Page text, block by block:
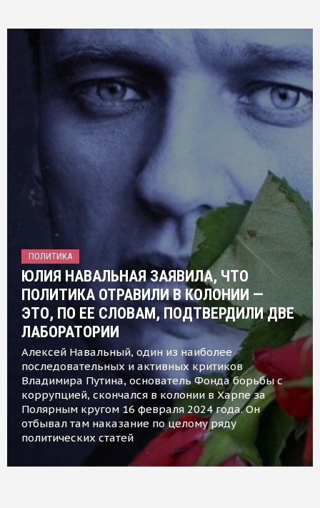
ПОЛИТИКА
ЮЛИЯ НАВАЛЬНАЯ ЗАЯВИЛА, ЧТО
ПОЛИТИКА ОТРАВИЛИ В КОЛОНИИ —
ЭТО, ПО ЕЕ СЛОВАМ, ПОДТВЕРДИЛИ ДВЕ
ЛАБОРАТОРИИ
Алексей Навальный, один из наиболее
последовательных и активных критиков
Владимира Путина, основатель Фонда борьбы с
коррупцией, скончался в колонии в Харпе за
Полярным кругом 16 февраля 2024 года. Он
отбывал там наказание по целому ряду
политических статей